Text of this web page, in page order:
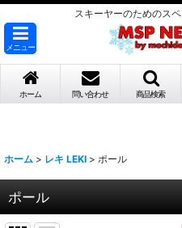
スキーヤーのためのス
メニュー
ホーム 問い合わせ 商品検索
ホーム > レキ LEKI > ポール
ポール